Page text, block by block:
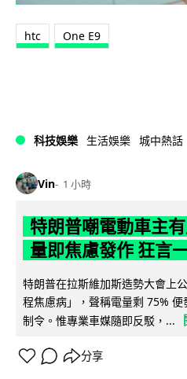
htc One E9
科技娛樂 生活娛樂 城中熱話
Vin 1 小時
特朗普嘲電動車主
量即焦慮發作 狂言
特朗普在拉斯維加斯造勢大會上
程焦慮病」，聲稱電量剩 75%
制令。惟專業車媒隨即反駁，...
分享